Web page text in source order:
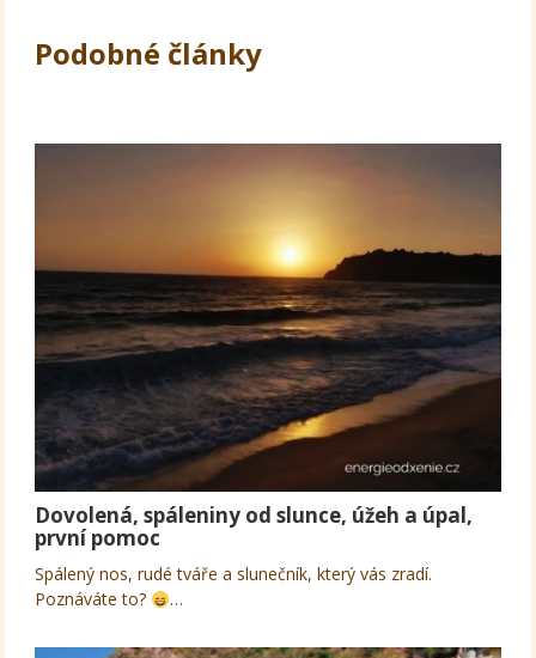
Podobné články
Dovolená, spáleniny od slunce, úžeh a úpal,
první pomoc
Spálený nos, rudé tváře a slunečník, který vás zradí.
Poznáváte to?
…